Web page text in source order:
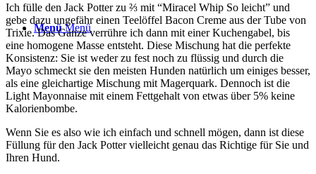
Menü Menü
Ich fülle den Jack Potter zu ⅔ mit “Miracel Whip So leicht” und
gebe dazu ungefähr einen Teelöffel Bacon Creme aus der Tube von
Trixie. Das Ganze verrühre ich dann mit einer Kuchengabel, bis
eine homogene Masse entsteht. Diese Mischung hat die perfekte
Konsistenz: Sie ist weder zu fest noch zu flüssig und durch die
Mayo schmeckt sie den meisten Hunden natürlich um einiges besser,
als eine gleichartige Mischung mit Magerquark. Dennoch ist die
Light Mayonnaise mit einem Fettgehalt von etwas über 5% keine
Kalorienbombe.
Wenn Sie es also wie ich einfach und schnell mögen, dann ist diese
Füllung für den Jack Potter vielleicht genau das Richtige für Sie und
Ihren Hund.